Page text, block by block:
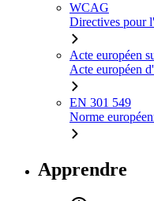
WCAG
Directives pour
Acte européen
Acte européen
EN 301 549
Norme
Apprendre